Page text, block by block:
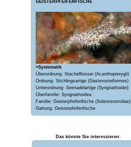
GEISTERPFEIFENFISCHE
>Systematik
Überordnung: Stachelflosser (Acanthopterygii)
Ordnung: Stichlingsartige (Gasterosteiformes)
Unterordnung: Seenadelartige (Syngnathoidei)
Überfamilie: Syngnathoidea
Familie: Geisterpfeifenfische (Solenostomidae)
Gattung: Geisterpfeifenfische
Das könnte Sie interessieren: